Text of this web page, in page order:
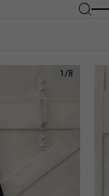
1 /8